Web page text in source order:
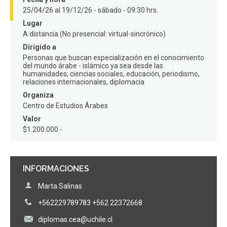
Académicos Egresados
INFORMACIONES
Marta Salinas
+562229789783 +562 22372668
diplomas.cea@uchile.cl
25/04/26 al 19/12/26 - sábado - 09:30 hrs.
Lugar
A distancia (No presencial: virtual-sincrónico)
Dirigido a
Personas que buscan especialización en el conocimiento
del mundo árabe - islámico ya sea desde las
humanidades, ciencias sociales, educación, periodismo,
relaciones internacionales, diplomacia
Organiza
Centro de Estudios Árabes
Valor
$1.200.000.-